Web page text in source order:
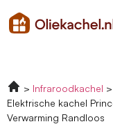
Infraroodkachel
Elektrische kachel
Verwarming Randloos